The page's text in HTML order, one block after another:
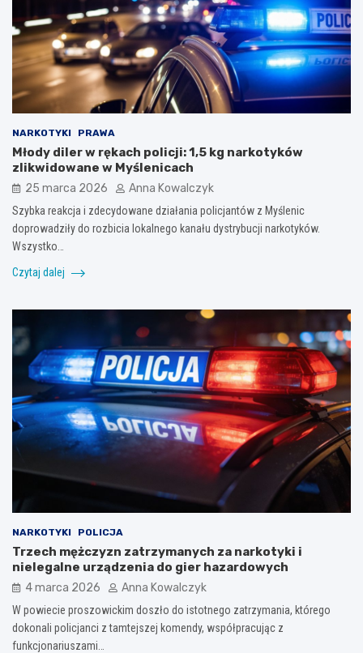
NARKOTYKI PRAWA
Młody diler w rękach policji: 1,5 kg narkotyków
zlikwidowane w Myślenicach
25 marca 2026 Anna Kowalczyk
Szybka reakcja i zdecydowane działania policjantów z Myślenic
doprowadziły do rozbicia lokalnego kanału dystrybucji narkotyków.
Wszystko…
Czytaj dalej
NARKOTYKI POLICJA
Trzech mężczyzn zatrzymanych za narkotyki i
nielegalne urządzenia do gier hazardowych
4 marca 2026 Anna Kowalczyk
W powiecie proszowickim doszło do istotnego zatrzymania, którego
dokonali policjanci z tamtejszej komendy, współpracując z
funkcjonariuszami…